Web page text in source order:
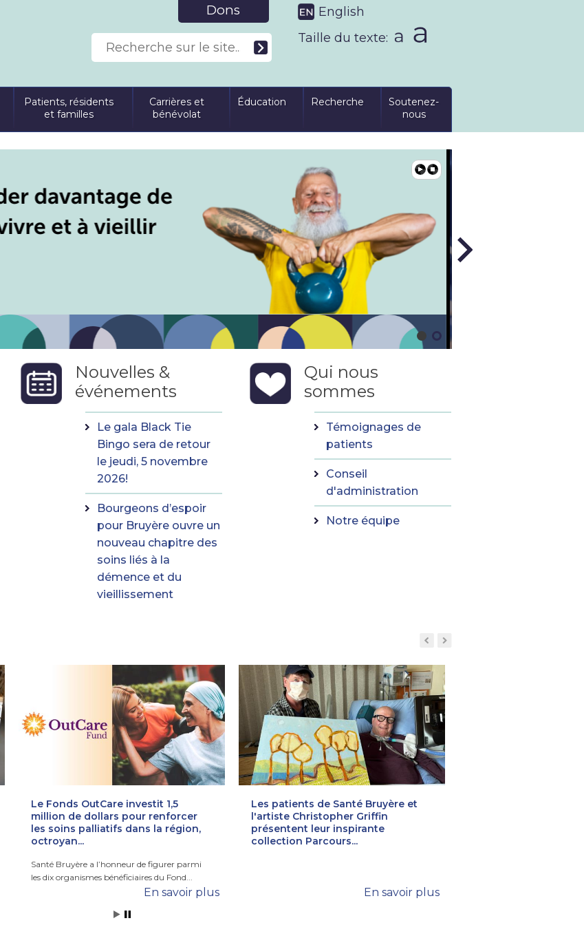
Dons
English
Taille du texte:
Patients, résidents
et familles
Carrières et
bénévolat
Éducation Recherche
Soutenez-
nous
Nouvelles &
événements
Le gala Black Tie
Bingo sera de retour
le jeudi, 5 novembre
2026!
Bourgeons d’espoir
pour Bruyère ouvre un
nouveau chapitre des
soins liés à la
démence et du
vieillissement
Qui nous
sommes
Témoignages de
patients
Conseil
d'administration
Notre équipe
Le Fonds OutCare investit 1,5
million de dollars pour renforcer
les soins palliatifs dans la région,
octroyan...
Santé Bruyère a l’honneur de figurer parmi
les dix organismes bénéficiaires du Fond...
En savoir plus
Les patients de Santé Bruyère et
l'artiste Christopher Griffin
présentent leur inspirante
collection Parcours...
En savoir plus